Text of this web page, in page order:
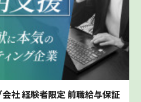
社 経験者限定 前職給与保証